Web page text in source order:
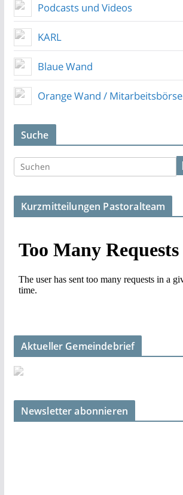
Podcasts und Videos
KARL
Blaue Wand
Orange Wand / Mitarbeitsbörse
Suche
Kurzmitteilungen Pastoralteam
Aktueller Gemeindebrief
Newsletter abonnieren